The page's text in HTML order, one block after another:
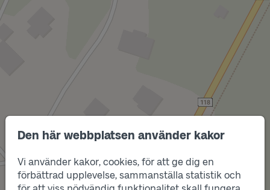
Den här webbplatsen använder kakor
Vi använder kakor, cookies, för att ge dig en
förbättrad upplevelse, sammanställa statistik och